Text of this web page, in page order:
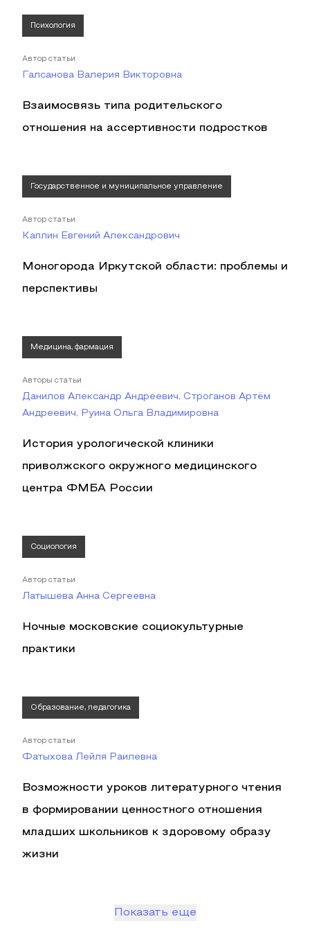
Психология
Автор статьи
Галсанова Валерия Викторовна
Взаимосвязь типа родительского
отношения на ассертивности подростков
Государственное и муниципальное управление
Автор статьи
Каплин Евгений Александрович
Моногорода Иркутской области: проблемы и
перспективы
Медицина, фармация
Авторы статьи
Данилов Александр Андреевич, Строганов Артём
Андреевич, Руина Ольга Владимировна
История урологической клиники
приволжского окружного медицинского
центра ФМБА России
Социология
Автор статьи
Латышева Анна Сергеевна
Ночные московские социокультурные
практики
Образование, педагогика
Автор статьи
Фатыхова Лейля Раилевна
Возможности уроков литературного чтения
в формировании ценностного отношения
младших школьников к здоровому образу
жизни
Показать еще